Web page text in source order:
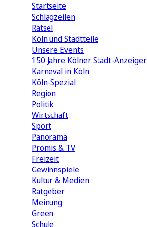
Startseite
Schlagzeilen
Rätsel
Köln und Stadtteile
Unsere Events
150 Jahre Kölner Stadt-Anzeiger
Karneval in Köln
Köln-Spezial
Region
Politik
Wirtschaft
Sport
Panorama
Promis & TV
Freizeit
Gewinnspiele
Kultur & Medien
Ratgeber
Meinung
Green
Schule